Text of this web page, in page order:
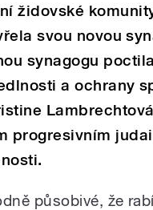
židovské
svou novou
synagogu
a ochrany
progresivním
působivé, že